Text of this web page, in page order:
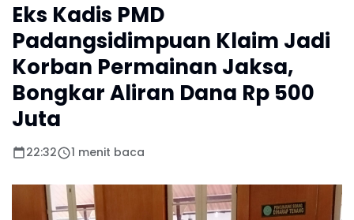
Eks Kadis PMD
Padangsidimpuan Klaim Jadi
Korban Permainan Jaksa,
Bongkar Aliran Dana Rp 500
Juta
22:32 1 menit baca